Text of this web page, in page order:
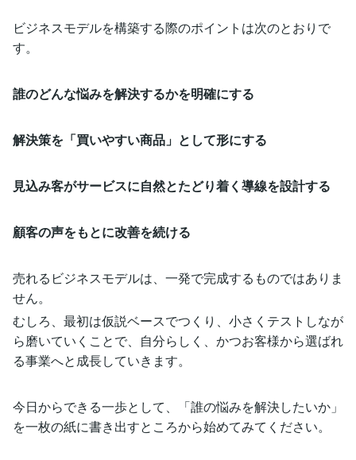
ビジネスモデルを構築する際のポイントは次のとおりで
す。
誰のどんな悩みを解決するかを明確にする
解決策を「買いやすい商品」として形にする
見込み客がサービスに自然とたどり着く導線を設計する
顧客の声をもとに改善を続ける
売れるビジネスモデルは、一発で完成するものではありま
せん。
むしろ、最初は仮説ベースでつくり、小さくテストしなが
ら磨いていくことで、自分らしく、かつお客様から選ばれ
る事業へと成長していきます。
今日からできる一歩として、「誰の悩みを解決したいか」
を一枚の紙に書き出すところから始めてみてください。